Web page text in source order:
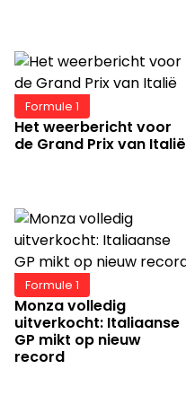
Formule 1
Het weerbericht voor
de Grand Prix van Italië
Formule 1
Monza volledig
uitverkocht: Italiaanse
GP mikt op nieuw
record